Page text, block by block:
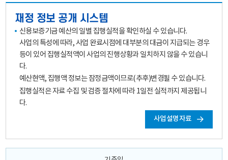
금
KOREA
CREDIT
GUARANTEE
재정 정보 공개 시스템
신용보증기금 예산의 일별 집행실적을 확인하실 수 있습니다.
사업의 특성에 따라, 사업 완료시점에 대부분의 대금이 지급되는 경우
등이 있어 집행실적액이 사업의 진행상황과 일치하지 않을 수 있습니
다.
예산현액, 집행액 정보는 잠정금액이므로(추후)변경될 수 있습니다.
집행실적은 자료 수집 및 검증 절차에 따라 1일전 실적까지 제공됩니
다.
사업설명자료